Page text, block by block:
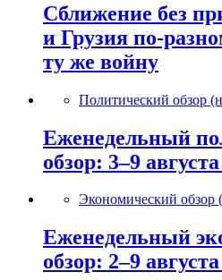
Сближение без
и Грузия по-
ту же войну
Политический обзор
Еженедельный
обзор: 3–9
Экономический обзор
Еженедельный
обзор: 2–9